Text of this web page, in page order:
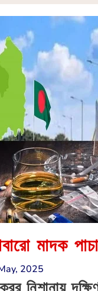
মাদক
2025
নিশানায়